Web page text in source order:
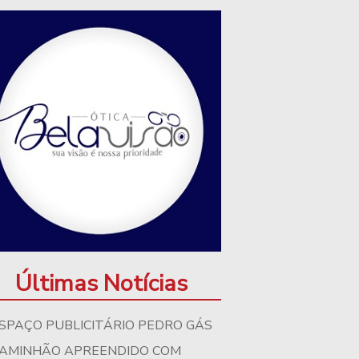
Últimas Notícias
PUBLICITÁRIO PEDRO GÁS
APREENDIDO COM